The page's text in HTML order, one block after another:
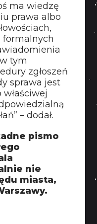
ma wiedzę
prawa albo
formalnych
tym
zgłoszeń
sprawa jest
– dodał.
pismo
nie
miasta,